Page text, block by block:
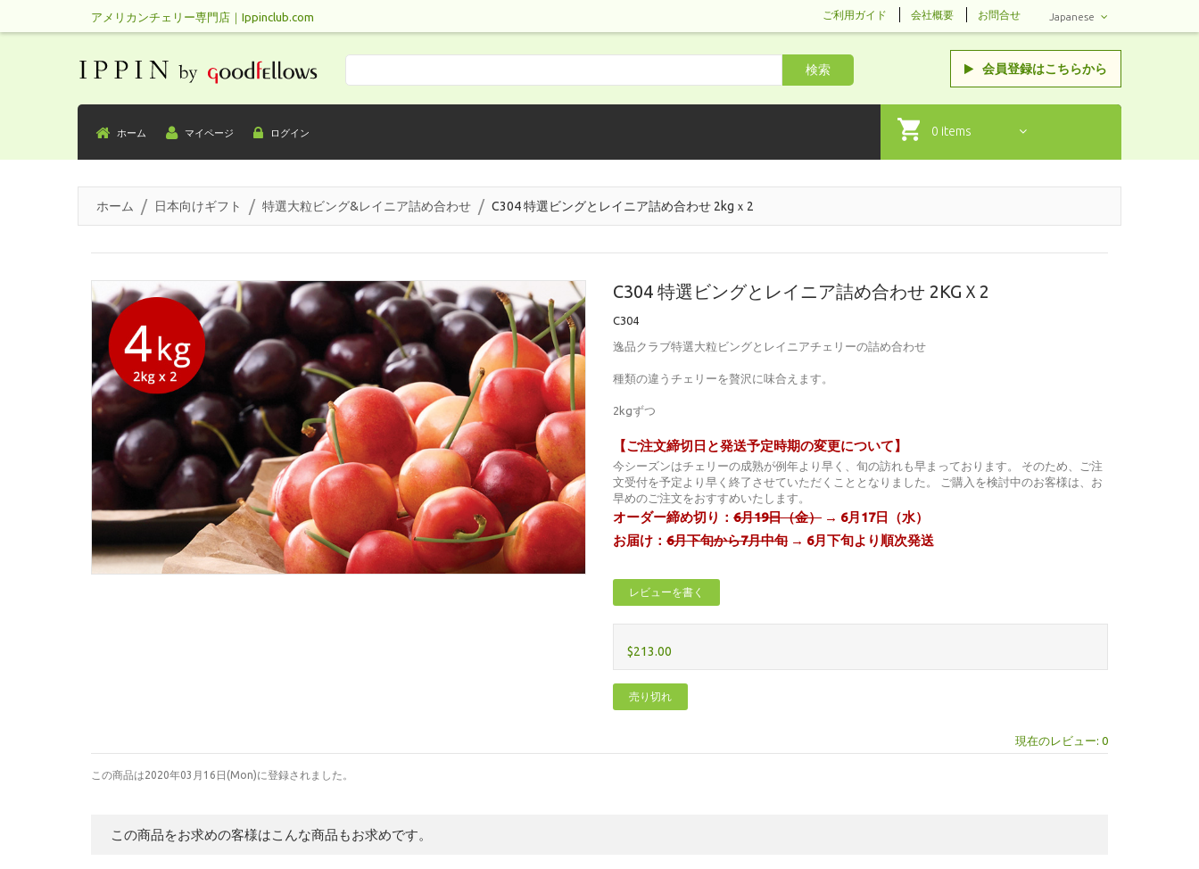
アメリカンチェリー専門店｜Ippinclub.com Japanese
ご利用ガイド 会社概要 お問合せ
検索 会員登録はこちらから
ホーム マイページ ログイン 0 items
ホーム 日本向けギフト 特選大粒ビング&レイニア詰め合わせ C304 特選ビングとレイニア詰め合わせ 2kgｘ2
C304 特選ビングとレイニア詰め合わせ 2KGＸ2
C304
逸品クラブ特選大粒ビングとレイニアチェリーの詰め合わせ
種類の違うチェリーを贅沢に味合えます。
2kgずつ
【ご注文締切日と発送予定時期の変更について】
今シーズンはチェリーの成熟が例年より早く、旬の訪れも早まっております。 そのため、ご注
文受付を予定より早く終了させていただくこととなりました。 ご購入を検討中のお客様は、お
早めのご注文をおすすめいたします。
オーダー締め切り： 6月19日（金） → 6月17日（水）
お届け： 6月下旬から7月中旬 → 6月下旬より順次発送
レビューを書く
$213.00
売り切れ
現在のレビュー: 0
この商品は2020年03月16日(Mon)に登録されました。
この商品をお求めの客様はこんな商品もお求めです。